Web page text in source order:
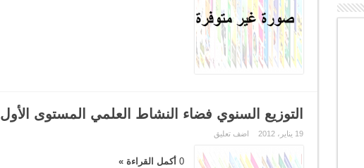
التوزيع السنوي فضاء النشاط العلمي المستوى الأول
19 يناير، 2012 اضف تعليق
0 أكمل القراءة »